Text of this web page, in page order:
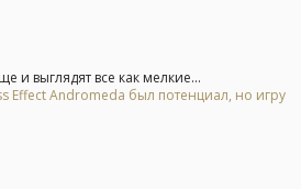
и выглядят все как мелкие...
Effect Andromeda был потенциал, но игру